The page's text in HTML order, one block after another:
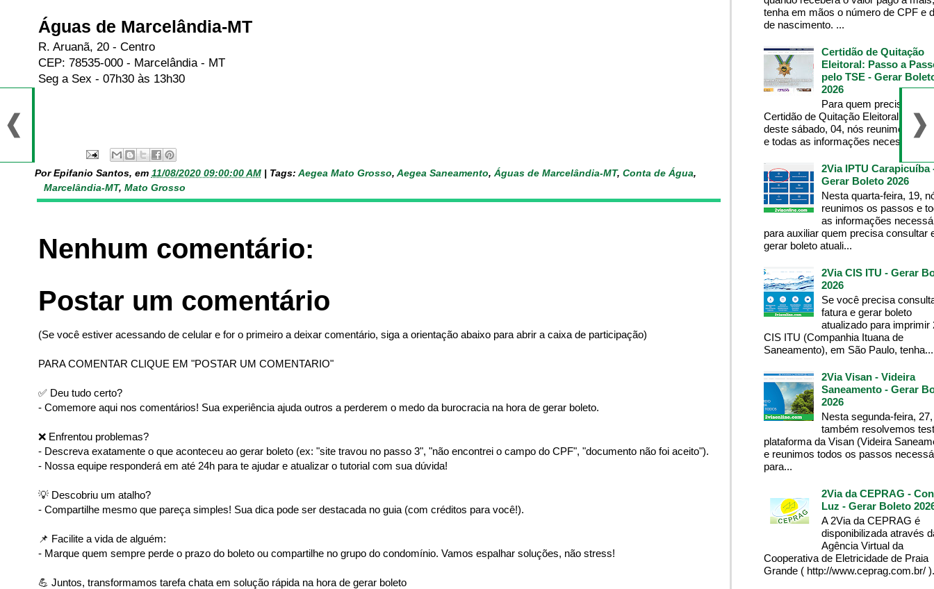
Águas de Marcelândia-MT
R. Aruanã, 20 - Centro
CEP: 78535-000 - Marcelândia - MT
Seg a Sex - 07h30 às 13h30
Por Epifanio Santos, em 11/08/2020 09:00:00 AM | Tags: Aegea Mato Grosso, Aegea Saneamento, Águas de Marcelândia-MT, Conta de Água,
Marcelândia-MT, Mato Grosso
Nenhum comentário:
Postar um comentário
(Se você estiver acessando de celular e for o primeiro a deixar comentário, siga a orientação abaixo para abrir a caixa de participação)
PARA COMENTAR CLIQUE EM "POSTAR UM COMENTARIO"
✅ Deu tudo certo?
- Comemore aqui nos comentários! Sua experiência ajuda outros a perderem o medo da burocracia na hora de gerar boleto.
❌ Enfrentou problemas?
- Descreva exatamente o que aconteceu ao gerar boleto (ex: "site travou no passo 3", "não encontrei o campo do CPF", "documento não foi aceito").
- Nossa equipe responderá em até 24h para te ajudar e atualizar o tutorial com sua dúvida!
💡 Descobriu um atalho?
- Compartilhe mesmo que pareça simples! Sua dica pode ser destacada no guia (com créditos para você!).
📌 Facilite a vida de alguém:
- Marque quem sempre perde o prazo do boleto ou compartilhe no grupo do condomínio. Vamos espalhar soluções, não stress!
💪 Juntos, transformamos tarefa chata em solução rápida na hora de gerar boleto
tenha em mãos o número de CPF e
de nascimento. ...
Certidão de Quitação
Eleitoral: Passo a
pelo TSE - Gerar
2026
Para quem precisa da
Certidão de Quitação Eleitoral , na
deste sábado, 04, nós reunimos os
e todas as informações necessárias
2Via IPTU Carapicuíba
Gerar Boleto 2026
Nesta quarta-feira, 19,
reunimos os passos e
as informações
para auxiliar quem precisa consultar
gerar boleto atuali...
2Via CIS ITU - Gerar
2026
Se você precisa
fatura e gerar boleto
atualizado para imprimir
CIS ITU (Companhia Ituana de
Saneamento), em São Paulo, tenha...
2Via Visan - Videira
Saneamento - Gerar
2026
Nesta segunda-feira,
também resolvemos
plataforma da Visan (Videira
e reunimos todos os passos
para...
2Via da CEPRAG -
Luz - Gerar Boleto
A 2Via da CEPRAG é
disponibilizada através
Agência Virtual da
Cooperativa de Eletricidade de Praia
Grande ( http://www.ceprag.com.br/